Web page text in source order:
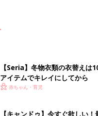
【Seria】冬物衣類の衣替えは
アイテムでキレイにしてから
赤ちゃん・育児
【キャンドゥ】今すぐ欲しい